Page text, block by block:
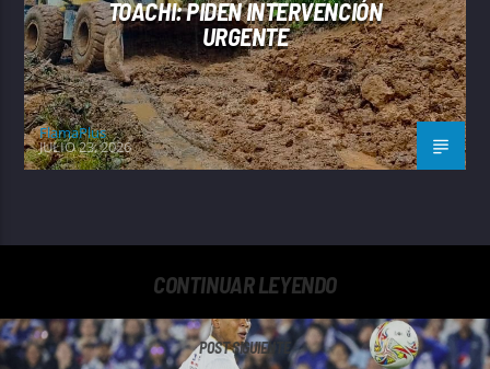
TOACHI: PIDEN INTERVENCIÓN
URGENTE
FlamaPlus
JULIO 23, 2026
CONTINUAR LEYENDO
POST SIGUIENTE